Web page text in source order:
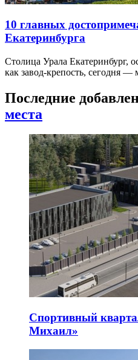
10 главных
Екатеринбурга
Столица Урала Екатеринбург,
как завод-крепость, сегодня
Последние
места
Спортивный
Михаил»